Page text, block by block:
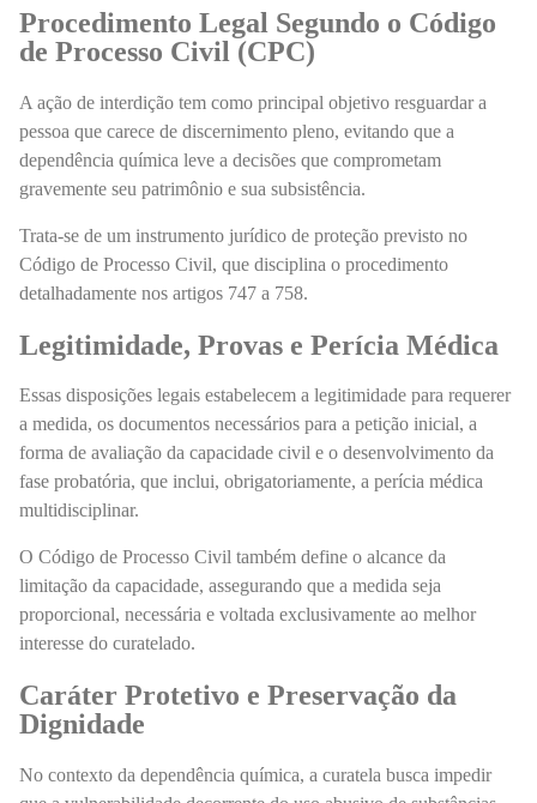
Procedimento Legal Segundo o Código
de Processo Civil (CPC)
A ação de interdição tem como principal objetivo resguardar a
pessoa que carece de discernimento pleno, evitando que a
dependência química leve a decisões que comprometam
gravemente seu patrimônio e sua subsistência.
Trata-se de um instrumento jurídico de proteção previsto no
Código de Processo Civil, que disciplina o procedimento
detalhadamente nos artigos 747 a 758.
Legitimidade, Provas e Perícia Médica
Essas disposições legais estabelecem a legitimidade para requerer
a medida, os documentos necessários para a petição inicial, a
forma de avaliação da capacidade civil e o desenvolvimento da
fase probatória, que inclui, obrigatoriamente, a perícia médica
multidisciplinar.
O Código de Processo Civil também define o alcance da
limitação da capacidade, assegurando que a medida seja
proporcional, necessária e voltada exclusivamente ao melhor
interesse do curatelado.
Caráter Protetivo e Preservação da
Dignidade
No contexto da dependência química, a curatela busca impedir